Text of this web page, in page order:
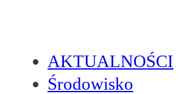
AKTUALNOŚCI
Środowisko